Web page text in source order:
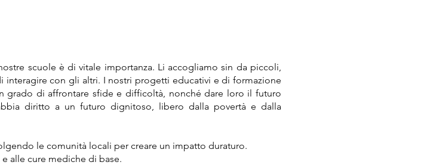
scuole è di vitale importanza. Li accogliamo sin da piccoli,
con gli altri. I nostri progetti educativi e di formazione
grado di affrontare sfide e difficoltà, nonché dare loro il futuro
diritto a un futuro dignitoso, libero dalla povertà e dalla
le comunità locali per creare un impatto duraturo.
alle cure mediche di base.